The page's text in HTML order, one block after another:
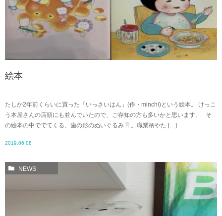
絵本
たしか2年前くらいに買った「いっさいはん」(作・minchi)という絵本。 けっこ
う本屋さんの店頭にも並んでいたので、ご存知の方も多いかと思います。 そ
の絵本の中ででてくる、歯の形のぬいぐるみ
。職業柄やた […]
2019.06.08
NEWS